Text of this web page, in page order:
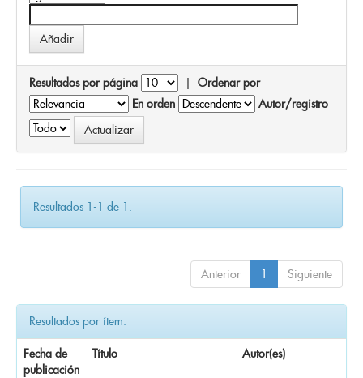
Resultados por página | Ordenar por
En orden
Autor/registro
Resultados 1-1 de 1.
Anterior 1 Siguiente
Resultados por ítem:
Fecha de
publicación
Título Autor(es)